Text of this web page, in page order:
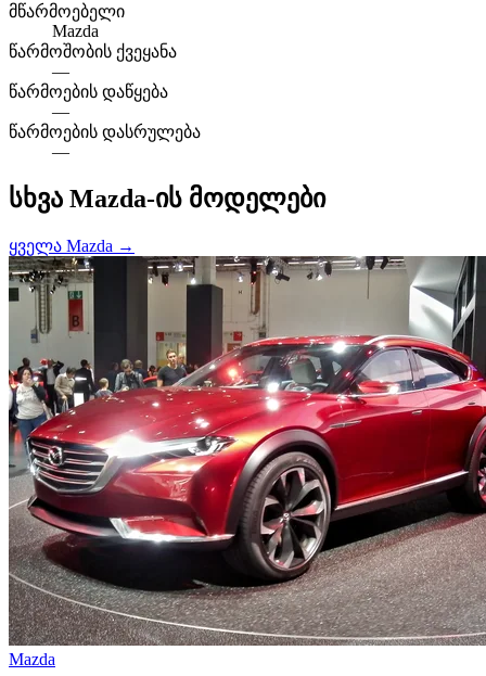
მწარმოებელი
Mazda
წარმოშობის ქვეყანა
—
წარმოების დაწყება
—
წარმოების დასრულება
—
სხვა Mazda-ის მოდელები
ყველა Mazda →
Mazda